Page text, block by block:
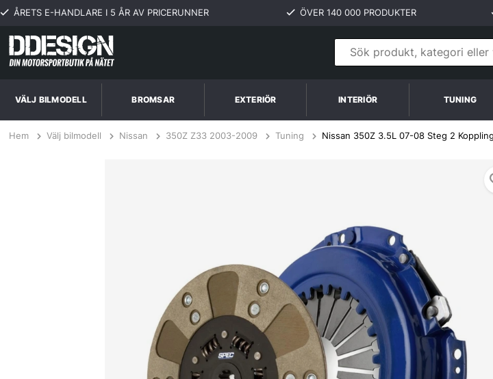
ÅRETS E-HANDLARE I 5 ÅR AV PRICERUNNER ÖVER 140 000 PRODUKTER
VÄLJ BILMODELL BROMSAR EXTERIÖR INTERIÖR TUNING
Hem Välj bilmodell Nissan 350Z Z33 2003-2009 Tuning Nissan 350Z 3.5L 07-08 Steg 2